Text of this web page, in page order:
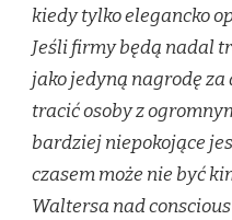
kiedy tylko elegancko
Jeśli firmy będą nadal
jako jedyną nagrodę
tracić osoby z
bardziej niepokojące
czasem może nie być
Waltersa nad